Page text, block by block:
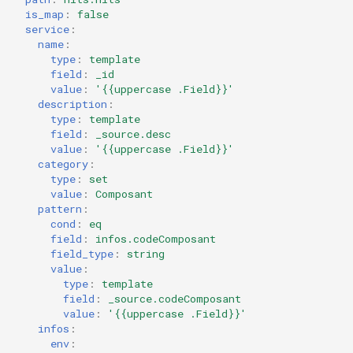
4.2.0
Notes de version Canopsis
Notes de version Canopsis
Notes de version Canopsis
Notes de version Canopsis
Notes de version Canopsis
Notes de version Canopsis
is_map :
false
service :
name :
type :
template
field :
_id
value : '{{uppercase
.Field}}'
description :
type :
template
field :
_source.desc
value : '{{uppercase
.Field}}'
category :
type :
set
value :
Composant
pattern :
cond :
eq
field :
infos.codeComposant
field_type :
string
value :
type :
template
field :
_source.codeComposant
value : '{{uppercase
.Field}}'
infos :
env :